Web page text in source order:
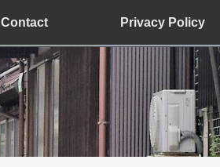
Contact Privacy Policy